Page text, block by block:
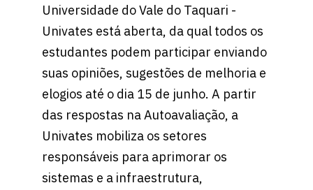
Universidade do Vale do Taquari -
Univates está aberta, da qual todos os
estudantes podem participar enviando
suas opiniões, sugestões de melhoria e
elogios até o dia 15 de junho. A partir
das respostas na Autoavaliação, a
Univates mobiliza os setores
responsáveis para aprimorar os
sistemas e a infraestrutura,